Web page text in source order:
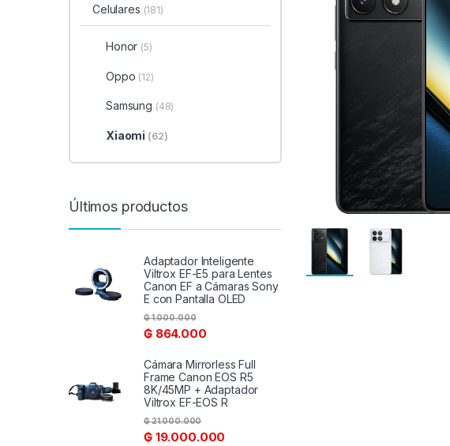
Celulares (181)
Honor (5)
Oppo (12)
Samsung (48)
Xiaomi (62)
Últimos productos
Adaptador Inteligente
Viltrox EF-E5 para Lentes
Canon EF a Cámaras Sony
E con Pantalla OLED
₲864.000
₲1.000.000
Cámara Mirrorless Full
Frame Canon EOS R5
8K/45MP + Adaptador
Viltrox EF-EOS R
₲19.000.000
₲21.000.000